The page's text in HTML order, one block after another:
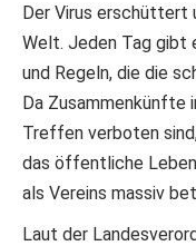
Der Virus erschüttert
Welt. Jeden Tag gibt
und Regeln, die die
Da Zusammenkünfte
Treffen verboten
das öffentliche
als Vereins massiv
Laut der